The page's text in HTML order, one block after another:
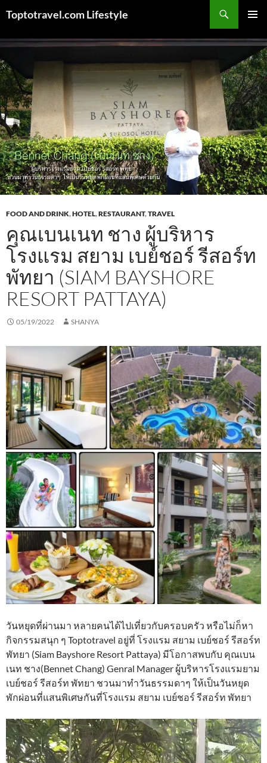
Toptotravel.com Lifestyle
MENU
FOOD AND DRINK,HOTEL,RESTAURANT,TRAVEL
คุณเบนเนท ชาง ผู้บริหาร
โรงแรม สยาม เบย์ชอร์ รีสอร์ท
พัทยา (SIAM BAYSHORE
RESORT PATTAYA)
05/19/2022 SHANYA
วันหยุดที่ผ่านมา หลายคนได้ไปเที่ยวกับครอบครัว หรือไม่ก็หา
กิจกรรมสนุก ๆ Toptotravel อยู่ที่ โรงแรม สยาม เบย์ชอร์ รีสอร์ท
พัทยา (Siam Bayshore Resort Pattaya) มีโอกาสพบกับ คุณเบน
เนท ชาง(Bennet Chang) Genral Manager ผู้บริหารโรงแรมยาม
เบย์ชอร์ รีสอร์ท พัทยา ชวนมาทำวันธรรมดาๆ ให้เป็นวันหยุด
พักผ่อนที่แสนพิเศษกันที่โรงแรม สยาม เบย์ชอร์ รีสอร์ท พัทยา